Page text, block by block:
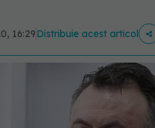
16:29Distribuie acest articol